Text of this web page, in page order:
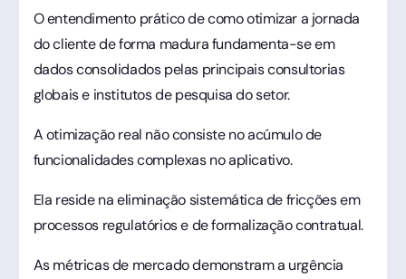
O entendimento prático de como otimizar a jornada
do cliente de forma madura fundamenta-se em
dados consolidados pelas principais consultorias
globais e institutos de pesquisa do setor.
A otimização real não consiste no acúmulo de
funcionalidades complexas no aplicativo.
Ela reside na eliminação sistemática de fricções em
processos regulatórios e de formalização contratual.
As métricas de mercado demonstram a urgência